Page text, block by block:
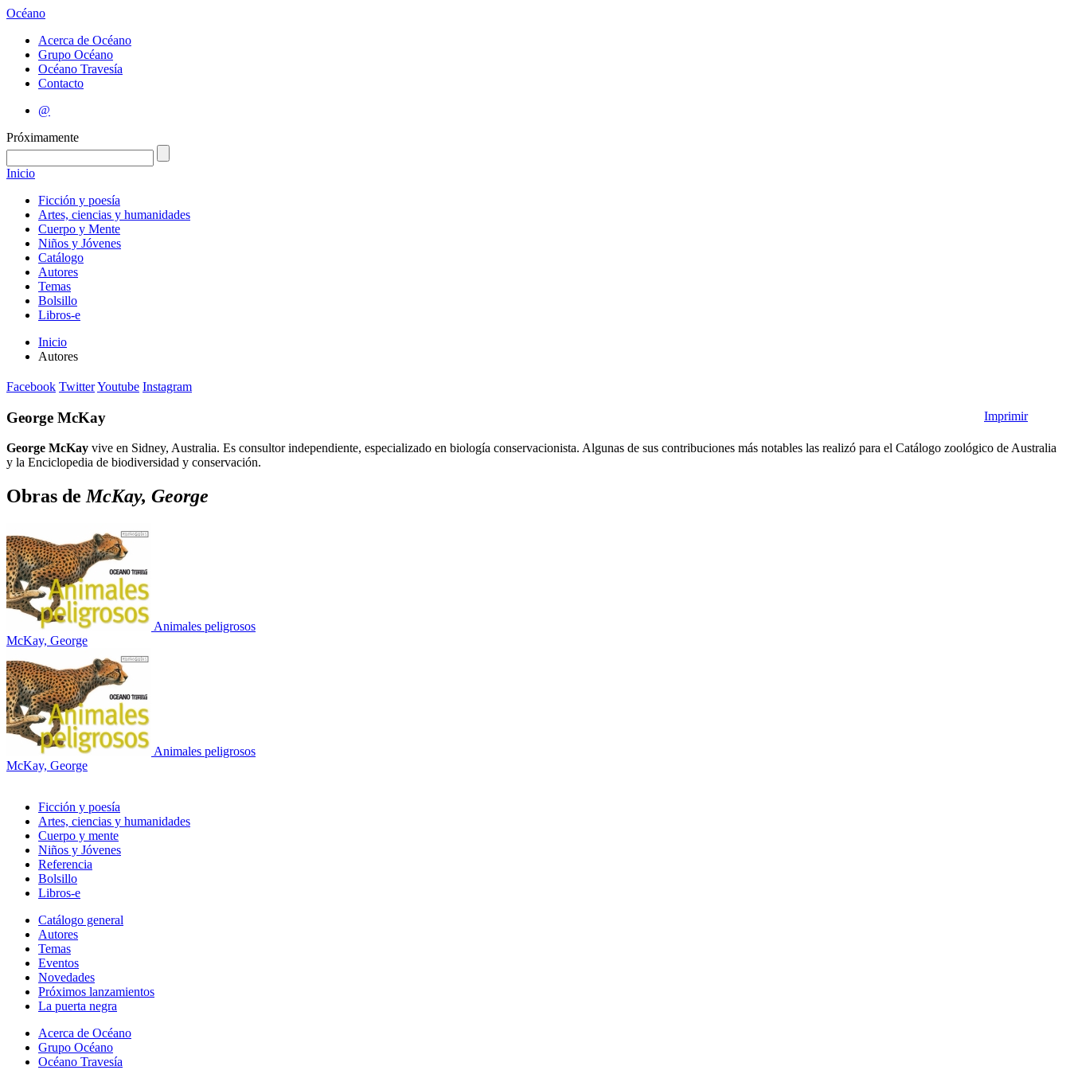
Océano
Acerca de Océano
Grupo Océano
Océano Travesía
Contacto
@
Próximamente
Inicio
Ficción y poesía
Artes, ciencias y humanidades
Cuerpo y Mente
Niños y Jóvenes
Catálogo
Autores
Temas
Bolsillo
Libros-e
Inicio
Autores
Facebook TwitterYoutube Instagram
Imprimir
George McKay
George McKay vive en Sidney, Australia. Es consultor independiente, especializado en biología conservacionista. Algunas de sus contribuciones más notables las realizó para el Catálogo zoológico de Australia
y la Enciclopedia de biodiversidad y conservación.
Obras deMcKay, George
Animales peligrosos
McKay, George
Animales peligrosos
McKay, George
Ficción y poesía
Artes, ciencias y humanidades
Cuerpo y mente
Niños y Jóvenes
Referencia
Bolsillo
Libros-e
Catálogo general
Autores
Temas
Eventos
Novedades
Próximos lanzamientos
La puerta negra
Acerca de Océano
Grupo Océano
Océano Travesía